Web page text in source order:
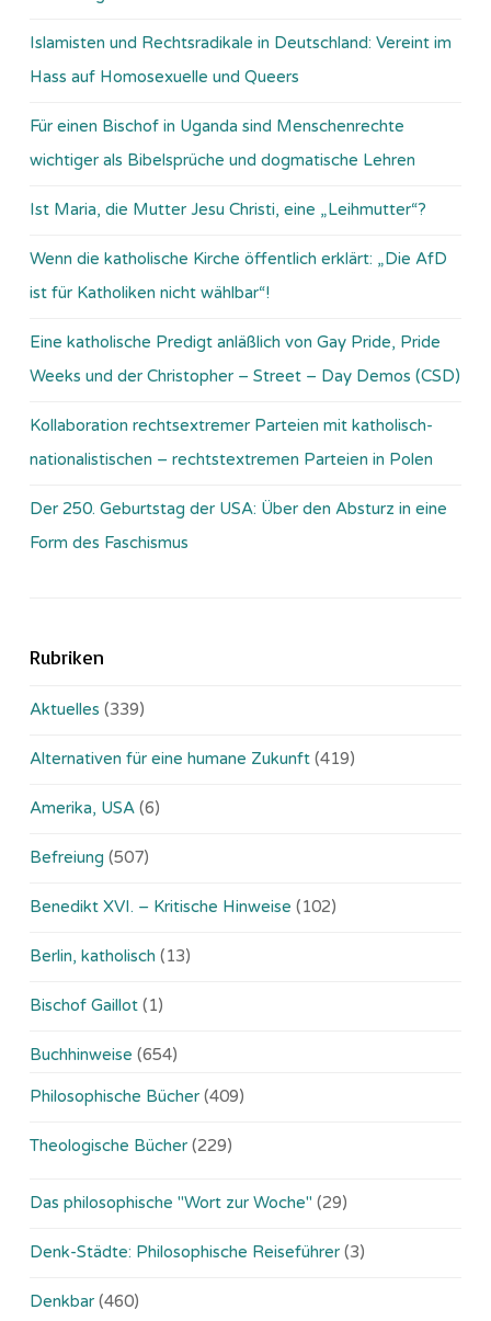
Islamisten und Rechtsradikale in Deutschland: Vereint im
Hass auf Homosexuelle und Queers
Für einen Bischof in Uganda sind Menschenrechte
wichtiger als Bibelsprüche und dogmatische Lehren
Ist Maria, die Mutter Jesu Christi, eine „Leihmutter“?
Wenn die katholische Kirche öffentlich erklärt: „Die AfD
ist für Katholiken nicht wählbar“!
Eine katholische Predigt anläßlich von Gay Pride, Pride
Weeks und der Christopher – Street – Day Demos (CSD)
Kollaboration rechtsextremer Parteien mit katholisch-
nationalistischen – rechtstextremen Parteien in Polen
Der 250. Geburtstag der USA: Über den Absturz in eine
Form des Faschismus
Rubriken
Aktuelles (339)
Alternativen für eine humane Zukunft (419)
Amerika, USA (6)
Befreiung (507)
Benedikt XVI. – Kritische Hinweise (102)
Berlin, katholisch (13)
Bischof Gaillot (1)
Buchhinweise (654)
Philosophische Bücher (409)
Theologische Bücher (229)
Das philosophische "Wort zur Woche" (29)
Denk-Städte: Philosophische Reiseführer (3)
Denkbar (460)